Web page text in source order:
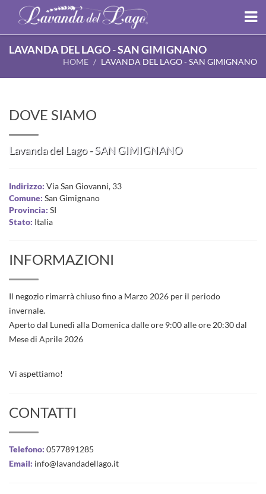
LAVANDA DEL LAGO - SAN GIMIGNANO
HOME LAVANDA DEL LAGO - SAN GIMIGNANO
DOVE SIAMO
Lavanda del Lago - SAN GIMIGNANO
Indirizzo: Via San Giovanni, 33
Comune: San Gimignano
Provincia: SI
Stato: Italia
INFORMAZIONI
Il negozio rimarrà chiuso fino a Marzo 2026 per il periodo
invernale.
Aperto dal Lunedì alla Domenica dalle ore 9:00 alle ore 20:30 dal
Mese di Aprile 2026
Vi aspettiamo!
CONTATTI
Telefono: 0577891285
Email: info@lavandadellago.it